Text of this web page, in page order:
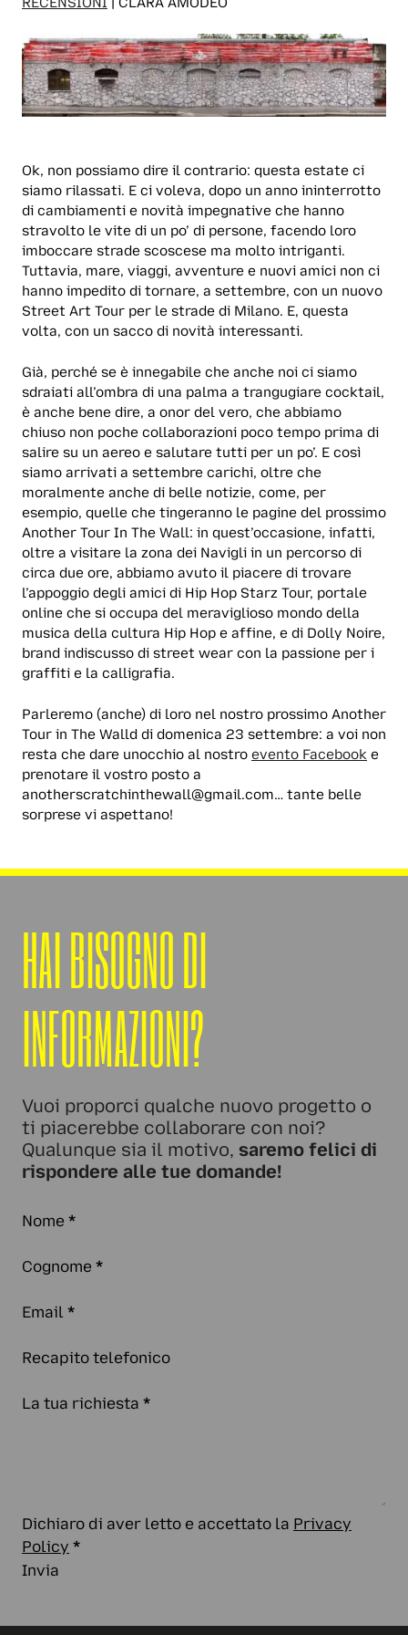
Ok, non possiamo dire il contrario: questa estate ci
siamo rilassati. E ci voleva, dopo un anno ininterrotto
di cambiamenti e novità impegnative che hanno
stravolto le vite di un po’ di persone, facendo loro
imboccare strade scoscese ma molto intriganti.
Tuttavia, mare, viaggi, avventure e nuovi amici non ci
hanno impedito di tornare, a settembre, con un nuovo
Street Art Tour per le strade di Milano. E, questa
volta, con un sacco di novità interessanti.
Già, perché se è innegabile che anche noi ci siamo
sdraiati all’ombra di una palma a trangugiare cocktail,
è anche bene dire, a onor del vero, che abbiamo
chiuso non poche collaborazioni poco tempo prima di
salire su un aereo e salutare tutti per un po’. E così
siamo arrivati a settembre carichi, oltre che
moralmente anche di belle notizie, come, per
esempio, quelle che tingeranno le pagine del prossimo
Another Tour In The Wall: in quest’occasione, infatti,
oltre a visitare la zona dei Navigli in un percorso di
circa due ore, abbiamo avuto il piacere di trovare
l’appoggio degli amici di Hip Hop Starz Tour, portale
online che si occupa del meraviglioso mondo della
musica della cultura Hip Hop e affine, e di Dolly Noire,
brand indiscusso di street wear con la passione per i
graffiti e la calligrafia.
Parleremo (anche) di loro nel nostro prossimo Another
Tour in The Walld di domenica 23 settembre: a voi non
resta che dare unocchio al nostro evento Facebook e
prenotare il vostro posto a
anotherscratchinthewall@gmail.com… tante belle
sorprese vi aspettano!
HAI BISOGNO DI
INFORMAZIONI?
Vuoi proporci qualche nuovo progetto o
ti piacerebbe collaborare con noi?
Qualunque sia il motivo, saremo felici di
rispondere alle tue domande!
Nome *
Cognome *
Email *
Recapito telefonico
La tua richiesta *
Dichiaro di aver letto e accettato la Privacy
Policy *
Invia